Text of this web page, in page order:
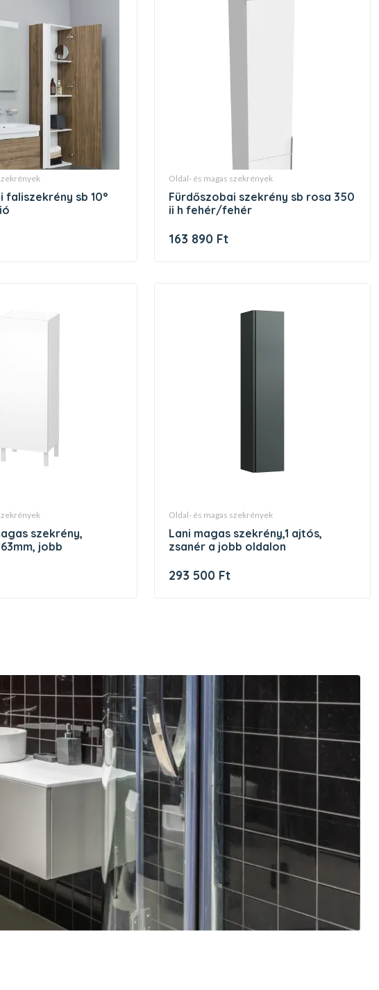
oldal- és magas szekrények
fürdőszobai szekrény sb rosa 350
ii h fehér/fehér
163 890 Ft
jobb
oldal- és magas szekrények
lani magas szekrény,1 ajtós,
zsanér a jobb oldalon
293 500 Ft